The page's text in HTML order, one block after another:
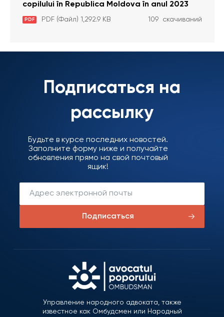
copilului în Republica Moldova în anul 2023
PDF PDF (Файл) 1,292.9 KB 109 скачиваний
Подписаться на
рассылку
Будьте в курсе последних новостей.
Заполните форму ниже и получайте
обновления прямо на свой почтовый
ящик!
Подписаться
Управление народного адвоката, также
известное как Омбудсмен или Народный